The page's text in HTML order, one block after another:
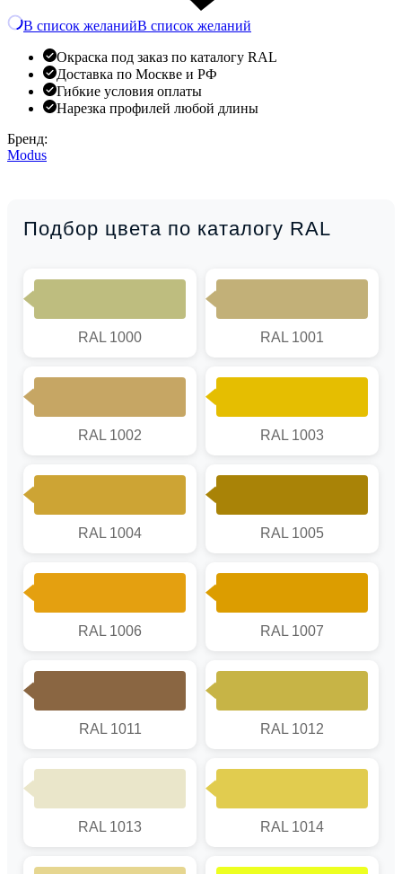
В список желанийВ список желаний
Окраска под заказ по каталогу RAL
Доставка по Москве и РФ
Гибкие условия оплаты
Нарезка профилей любой длины
Бренд:
Modus
Подбор цвета по каталогу RAL
RAL 1000 RAL 1001
RAL 1002 RAL 1003
RAL 1004 RAL 1005
RAL 1006 RAL 1007
RAL 1011 RAL 1012
RAL 1013 RAL 1014